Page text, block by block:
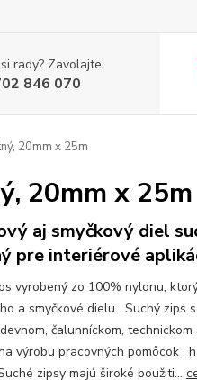
rady? Zavolajte.
846 070
20mm x 25m
20mm x 25m
aj smyčkový diel
pre interiérové
vyrobený zo 100% nylonu,
a smyčkové dielu. Suchý zips
čalunníckom,
výrobu pracovných pomôcok ,
zipsy majú široké použiti...